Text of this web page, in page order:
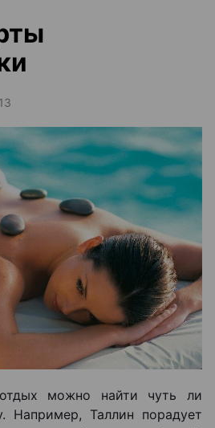
можно найти чуть ли
Например, Таллин порадует